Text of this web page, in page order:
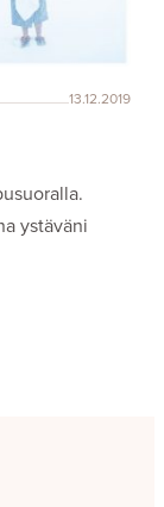
13.12.2019
ystäväni